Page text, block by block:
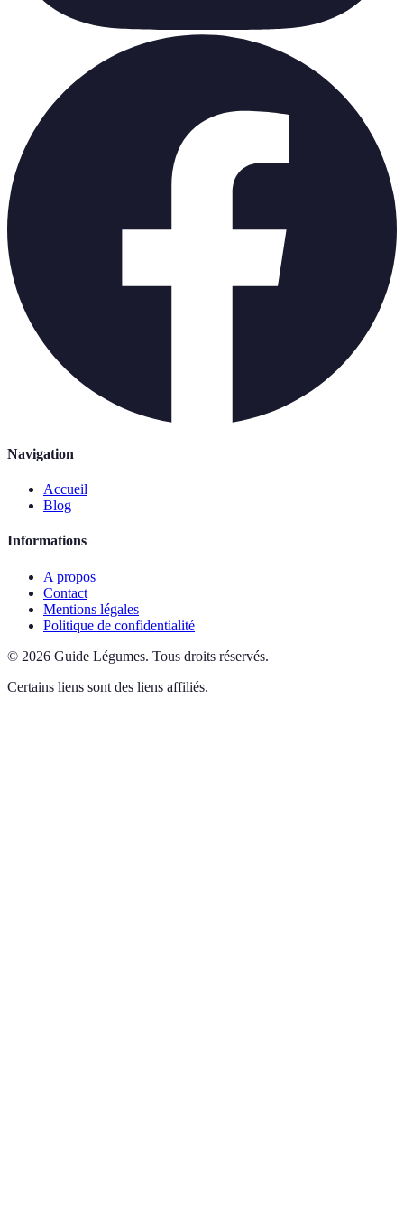
Navigation
Accueil
Blog
Informations
A propos
Contact
Mentions légales
Politique de confidentialité
© 2026 Guide Légumes. Tous droits réservés.
Certains liens sont des liens affiliés.